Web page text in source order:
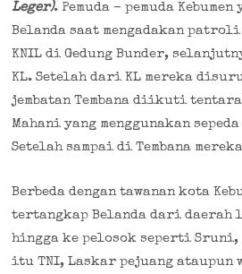
Leger). Pemuda – pemuda
Belanda saat mengadakan patroli
KNIL di Gedung Bunder,
KL. Setelah dari KL mereka
jembatan Tembana diikuti tentara
Mahani yang menggunakan sepeda
Setelah sampai di Tembana
Berbeda dengan tawanan kota
tertangkap Belanda dari
hingga ke pelosok seperti Sruni,
itu TNI, Laskar pejuang